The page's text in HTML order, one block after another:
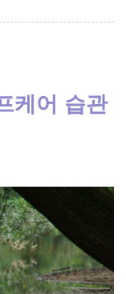
케어 습관